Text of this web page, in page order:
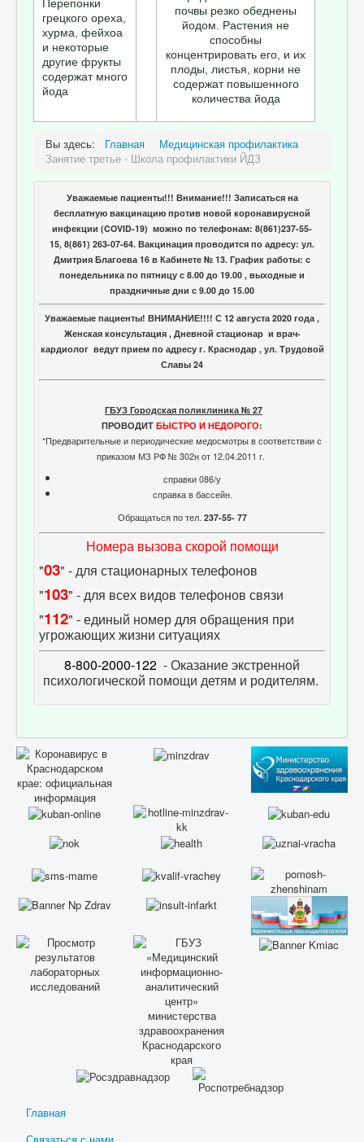
Перепонки
грецкого ореха,
хурма, фейхоа
и некоторые
другие фрукты
содержат много
йода
почвы резко обеднены
йодом. Растения не
способны
концентрировать его, и их
плоды, листья, корни не
содержат повышенного
количества йода
Вы здесь: Главная
Медицинская профилактика
Занятие третье - Школа профилактики ЙДЗ
Уважаемые пациенты!!! Внимание!!! Записаться на
бесплатную вакцинацию против новой коронавирусной
инфекции (COVID-19) можно по телефонам: 8(861)237-55-
15, 8(861) 263-07-64. Вакцинация проводится по адресу: ул.
Дмитрия Благоева 16 в Кабинете № 13. График работы: с
понедельника по пятницу с 8.00 до 19.00 , выходные и
праздничные дни с 9.00 до 15.00
Уважаемые пациенты! ВНИМАНИЕ!!!! С 12 августа 2020 года ,
Женская консультация , Дневной стационар и врач-
кардиолог ведут прием по адресу г. Краснодар , ул. Трудовой
Славы 24
ГБУЗ Городская поликлиника № 27
ПРОВОДИТ БЫСТРО И НЕДОРОГО:
*Предварительные и периодические медосмотры в соответствии с
приказом МЗ РФ № 302н от 12.04.2011 г.
справки 086/у
справка в бассейн.
Обращаться по тел. 237-55- 77
Номера вызова скорой помощи
"03" - для стационарных телефонов
"103" - для всех видов телефонов связи
"112" - единый номер для обращения при
угрожающих жизни ситуациях
8-800-2000-122 - Оказание экстренной
психологической помощи детям и родителям.
Главная